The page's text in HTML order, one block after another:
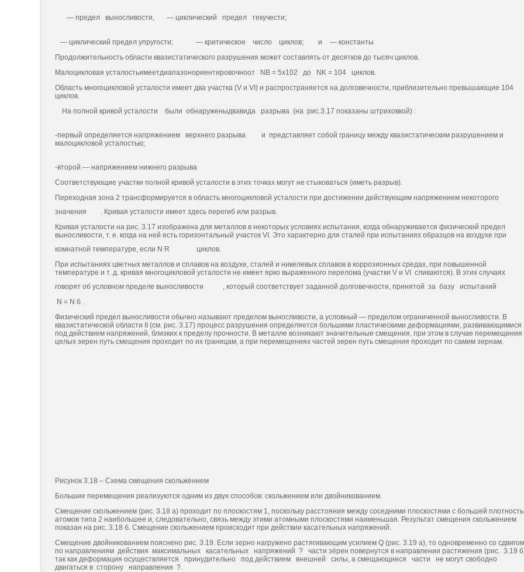
— предел выносливости, — циклический предел текучести;
— циклический предел упругости; — критическое число циклов; и
— константы
Продолжительность области квазистатического разрушения может составлять от десятков до тысяч циклов.
Малоцикловая усталостьимеетдиапазонориентировочноот NB = 5х102 до NK = 104 циклов.
Область многоцикловой усталости имеет два участка (V и VI) и распространяется на долговечности, приблизительно превышающие 104
циклов.
На полной кривой усталости были обнаруженыдвавида разрыва (на рис.3.17 показаны штриховкой) :
-первый определяется напряжением верхнего разрыва
и представляет собой границу между квазистатическим разрушением и
малоцикловой усталостью;
-второй — напряжением нижнего разрыва
Соответствующие участки полной кривой усталости в этих точках могут не стыковаться (иметь разрыв).
Переходная зона 2 трансформируется в область многоцикловой усталости при достижении действующим напряжением некоторого
значения
. Кривая усталости имеет здесь перегиб или разрыв.
Кривая усталости на рис. 3.17 изображена для металлов в некоторых условиях испытания, когда обнаруживается физический предел
выносливости, т. e. когда на ней есть горизонтальный участок VI. Это характерно для сталей при испытаниях образцов на воздухе при
комнатной температуре, если N R
циклов.
При испытаниях цветных металлов и сплавов на воздухе, сталей и никелевых сплавов в коррозионных средах, при повышенной
температуре и т. д. кривая многоцикловой усталости не имеет ярко выраженного перелома (участки V и VI сливаются). В этих случаях
говорят об условном пределе выносливости
, который соответствует заданной долговечности, принятой за базу испытаний
N = N б .
Физический предел выносливости обычно называют пределом выносливости, а условный — пределом ограниченной выносливости. В
квазистати­ческой области II (см. рис. 3.17) процесс разрушения определяется большими пластическими деформациями, развивающимися
под действием напряже­ний, близких к пределу прочности. В металле возникают значительные смещения, при этом в случае перемещения
целых зерен путь смещения проходит по их границам, а при перемещениях частей зерен путь смещения проходит по самим зернам.
Рисунок 3.18 – Схема смещения скольжением
Большие перемещения реализуются одним из двух способов: скольжением или двойникованием.
Смещение скольже­нием (рис. 3.18 а) проходит по плоскостям 1, поскольку расстояния между соседними плоскостями с большей
атомов типа 2 наибольшее и, следовательно, связь между этими атомными плоскостями наименьшая. Результат смещения скольжением
показан на рис. 3.18 б. Смещение сколь­жением происходит при действии касательных напряжений.
Смещение двойникованием пояснено рис. 3.19. Если зерно нагружено растягивающим усилием Q (рис. 3.19 а), то одновременно со сдвигом
по направлениям действия максимальных касательных напряжений ? части зёрен повернутся в направлении растяжения (рис. 3.19
так как деформация осуществляется принудительно под действием внешней силы, а смещающиеся части не могут свободно
двигаться в сторону направления ?.